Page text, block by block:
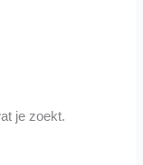
je zoekt.